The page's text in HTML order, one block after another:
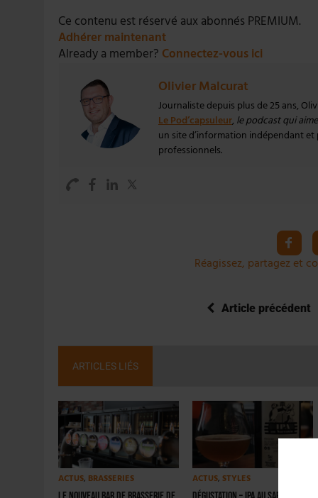
Ce contenu est réservé aux abonnés PREMIUM.
Adhérer maintenant
Already a member? Connectez-vous ici
Olivier Malcurat
Journaliste depuis plus de 25 ans,
Le Pod’capsuleur, le podcast qui
un site d’information indépendant
professionnels.
Réagissez, partagez et
Article précédent
ARTICLES LIÉS
ACTUS, BRASSERIES ACTUS, STYLES